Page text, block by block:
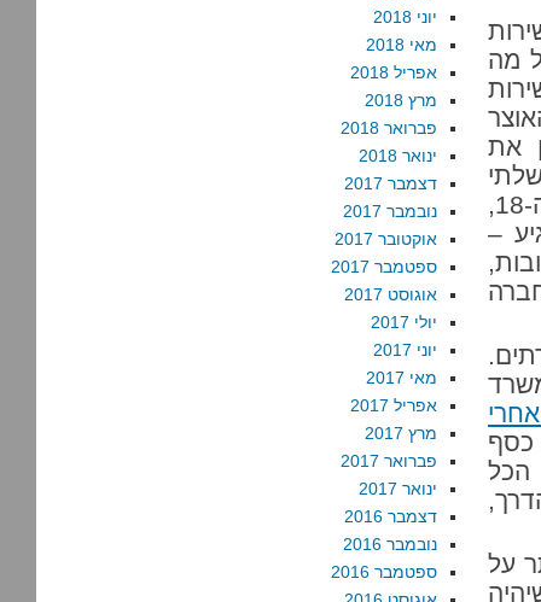
מה
את
בסיסי, משהו שמדינות התחילו לספק ברצינות במאה ה-18,
–
כסף
על
יוני 2018
מאי 2018
אפריל 2018
מרץ 2018
פברואר 2018
ינואר 2018
דצמבר 2017
נובמבר 2017
אוקטובר 2017
ספטמבר 2017
אוגוסט 2017
יולי 2017
יוני 2017
מאי 2017
אפריל 2017
מרץ 2017
פברואר 2017
ינואר 2017
דצמבר 2016
נובמבר 2016
ספטמבר 2016